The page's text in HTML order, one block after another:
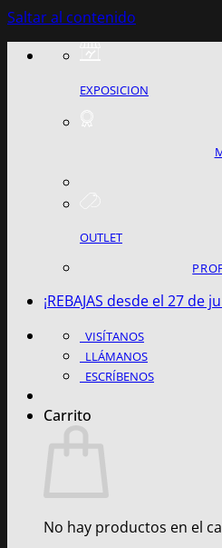
Saltar al contenido
EXPOSICION
OUTLET
¡REBAJAS desde el 27 de
VISÍTANOS
LLÁMANOS
ESCRÍBENOS
Carrito
No hay productos en el